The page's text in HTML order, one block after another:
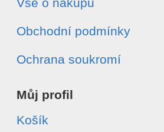
Obchodní podmínky
Ochrana soukromí
Můj profil
Košík